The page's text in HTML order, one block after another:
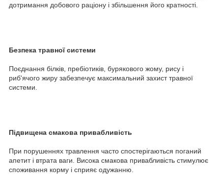
дотримання добового раціону і збільшення його кратності.
Безпека травної системи
Поєднання білків, пребіотиків, бурякового жому, рису і
риб'ячого жиру забезпечує максимальний захист травної
системи.
Підвищена смакова привабливість
При порушеннях травлення часто спостерігаються поганий
апетит і втрата ваги. Висока смакова привабливість стимулює
споживання корму і сприяє одужанню.